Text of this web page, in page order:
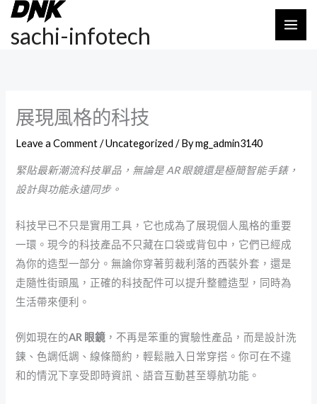
Skip
content
sachi-infotech
展現風格的科技
Leave a Comment /Uncategorized / Bymg_admin3140
緊貼最新潮流科技單品，無論是 AR 眼鏡還是極簡智能手錶，
設計與功能永遠同步。
科技早已不只是實用工具，它也成為了展現個人風格的重要
一環。現今的科技產品不只藏在口袋或背包中，它們已經成
為你的造型一部分。無論你穿著剪裁利落的西裝外套，還是
走隨性街頭風，正確的科技配件可以提升整體造型，同時為
生活帶來便利。
例如現在的AR 眼鏡 ，不再是笨重的實驗性產品，而是設計洗
鍊、色調低調、線條簡約，輕鬆融入日常穿搭。你可在不違
和的情況下享受即時資訊、語音互動甚至導航功能。